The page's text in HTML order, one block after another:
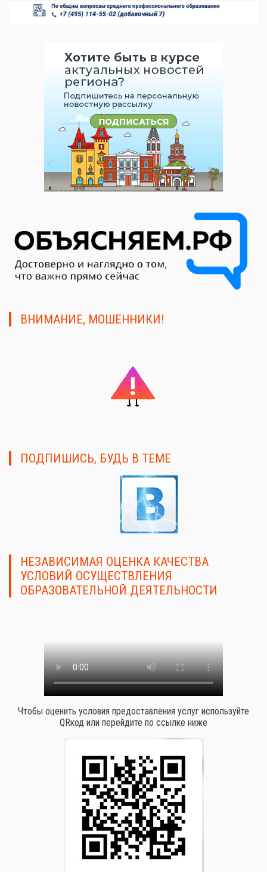
ВНИМАНИЕ, МОШЕННИКИ!
ПОДПИШИСЬ, БУДЬ В ТЕМЕ
НЕЗАВИСИМАЯ ОЦЕНКА КАЧЕСТВА
УСЛОВИЙ ОСУЩЕСТВЛЕНИЯ
ОБРАЗОВАТЕЛЬНОЙ ДЕЯТЕЛЬНОСТИ
Чтобы оценить условия предоставления услуг используйте
QRкод или перейдите по ссылке ниже